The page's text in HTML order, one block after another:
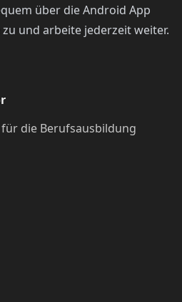
über die Android App
und arbeite jederzeit weiter.
die Berufsausbildung